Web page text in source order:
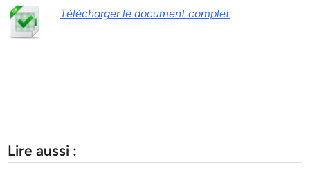
Télécharger le document complet
Lire aussi :